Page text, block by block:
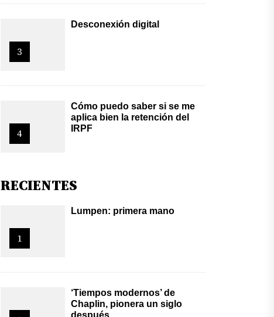
3
Desconexión digital
4
Cómo puedo saber si se me
aplica bien la retención del
IRPF
RECIENTES
1
Lumpen: primera mano
‘Tiempos modernos’ de
Chaplin, pionera un siglo
después